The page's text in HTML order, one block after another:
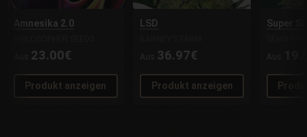
Amnesika 2.0
23.00€
Produkt anzeigen
LSD
Aus 36.97€
Produkt anzeigen
Super
Aus